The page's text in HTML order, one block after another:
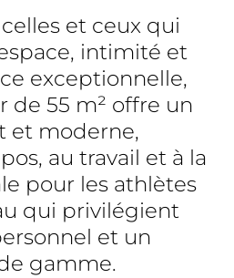
et ceux qui
intimité et
exceptionnelle,
de 55 m² offre un
et moderne,
au travail et à la
pour les athlètes
qui privilégient
et un
gamme.